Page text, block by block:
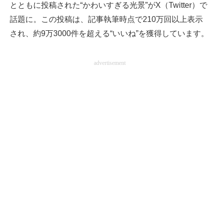
ITの今と未来を見通す
スマホと通信の最新トレンド
とともに投稿された“かわいすぎる光景”がX（Twitter）で
話題に。この投稿は、記事執筆時点で210万回以上表示
され、約9万3000件を超える“いいね”を獲得しています。
advertisement